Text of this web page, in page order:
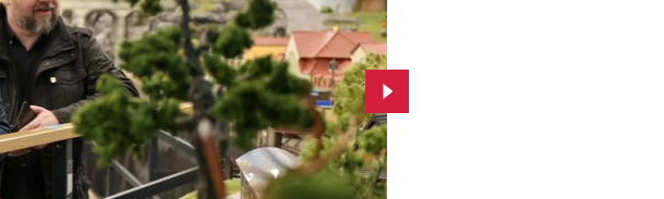
Przejdź do kolejnego zdjęcia.